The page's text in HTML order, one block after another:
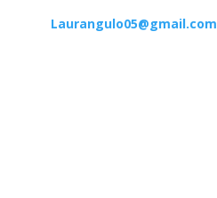
Laurangulo05@gmail.com